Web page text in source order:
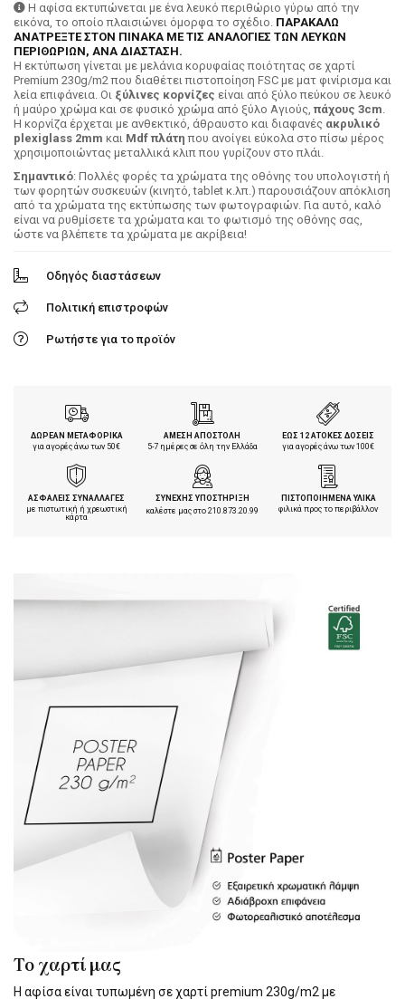
Η αφίσα εκτυπώνεται με ένα λευκό περιθώριο γύρω από την
εικόνα, το οποίο πλαισιώνει όμορφα το σχέδιο. ΠΑΡΑΚΑΛΩ
ΑΝΑΤΡΕΞΤΕ ΣΤΟΝ ΠΙΝΑΚΑ ΜΕ ΤΙΣ ΑΝΑΛΟΓΙΕΣ ΤΩΝ ΛΕΥΚΩΝ
ΠΕΡΙΘΩΡΙΩΝ, ΑΝΑ ΔΙΑΣΤΑΣΗ.
H εκτύπωση γίνεται με μελάνια κορυφαίας ποιότητας σε χαρτί
Premium 230g/m2 που διαθέτει πιστοποίηση FSC με ματ φινίρισμα και
λεία επιφάνεια. Οι ξύλινες κορνίζες είναι από ξύλο πεύκου σε λευκό
ή μαύρο χρώμα και σε φυσικό χρώμα από ξύλο Αγιούς, πάχους 3cm.
Η κορνίζα έρχεται με ανθεκτικό, άθραυστο και διαφανές ακρυλικό
plexiglass 2mm και Mdf πλάτη που ανοίγει εύκολα στο πίσω μέρος
χρησιμοποιώντας μεταλλικά κλιπ που γυρίζουν στο πλάι.
Σημαντικό: Πολλές φορές τα χρώματα της οθόνης του υπολογιστή ή
των φορητών συσκευών (κινητό, tablet κ.λπ.) παρουσιάζουν απόκλιση
από τα χρώματα της εκτύπωσης των φωτογραφιών. Για αυτό, καλό
είναι να ρυθμίσετε τα χρώματα και το φωτισμό της οθόνης σας,
ώστε να βλέπετε τα χρώματα με ακρίβεια!
Οδηγός διαστάσεων
Πολιτική επιστροφών
Ρωτήστε για το προϊόν
ΔΩΡΕΑΝ ΜΕΤΑΦΟΡΙΚΑ
για αγορές άνω των 50€
ΑΜΕΣΗ ΑΠΟΣΤΟΛΗ
5-7 ημέρες σε όλη την Ελλάδα
ΕΩΣ 12 ΑΤΟΚΕΣ ΔΟΣΕΙΣ
για αγορές άνω των 100€
ΑΣΦΑΛΕΙΣ ΣΥΝΑΛΛΑΓΕΣ
με πιστωτική ή χρεωστική
κάρτα
ΣΥΝΕΧΗΣ ΥΠΟΣΤΗΡΙΞΗ
καλέστε μας στο210.873.20.99
ΠΙΣΤΟΠΟΙΗΜΕΝΑ ΥΛΙΚΑ
φιλικά προς το περιβάλλον
Το χαρτί μας
Η αφίσα είναι τυπωμένη σε χαρτί premium 230g/m2 με